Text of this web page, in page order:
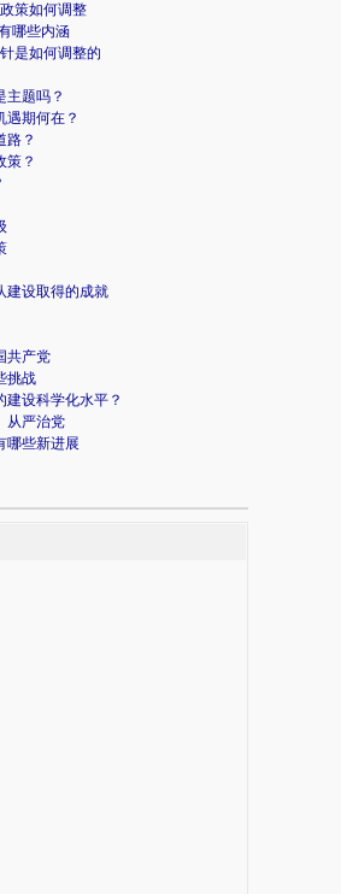
策如何调整
哪些内涵
是如何调整的
主题吗？
遇期何在？
路？
策？
建设取得的成就
共产党
挑战
建设科学化水平？
从严治党
哪些新进展